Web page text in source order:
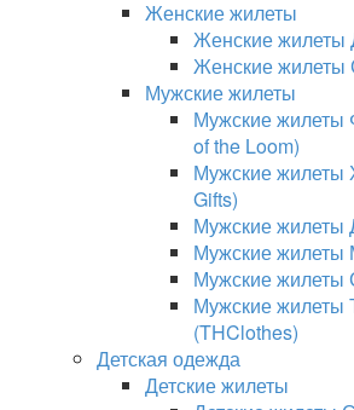
Женские жилеты
Женские
Женские жилеты
Мужские жилеты
Мужские жилеты
of the Loom)
Мужские жилеты
Gifts)
Мужские
Мужские жилеты
Мужские жилеты
Мужские жилеты
(THClothes)
Детская одежда
Детские жилеты